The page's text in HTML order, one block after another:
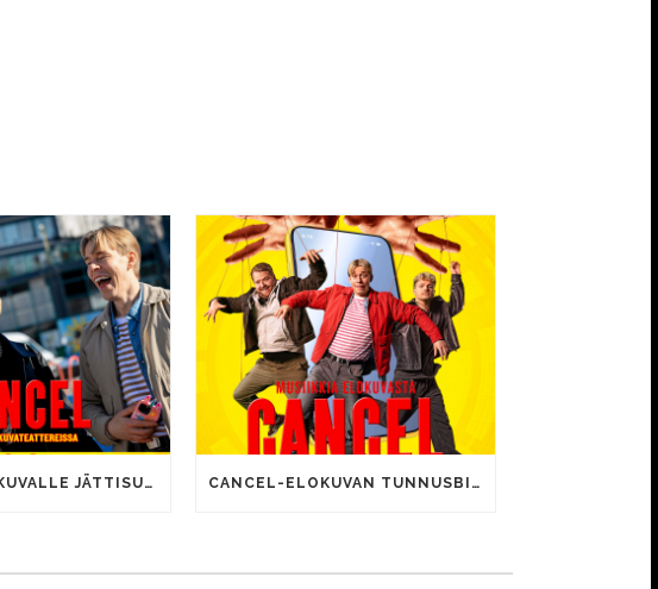
CANCEL-ELOKUVALLE JÄTTISUOSIO – AVAUSPÄIVÄNÄ JO 15 492 KATSOJAA! CANCEL-ELOKUVAN TUNNUSBIISIN LYRIIKOISSA TUTTUJA MEEMIHOKEMIA YOUTUBE-VIDEOILTA!